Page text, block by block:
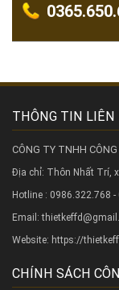
THÔNG TIN LIÊN
CÔNG TY TNHH
Địa chỉ: Thôn Nhất Trí,
Hotline : 0986.322.768
Email:
Website: https://
CHÍNH SÁCH